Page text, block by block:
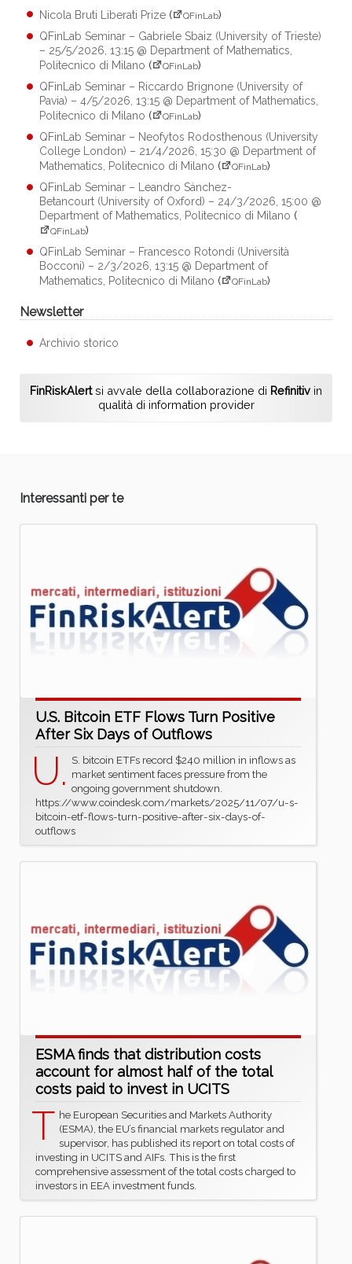
Nicola Bruti Liberati Prize ( QFinLab)
QFinLab Seminar – Gabriele Sbaiz (University of Trieste)
– 25/5/2026, 13:15 @ Department of Mathematics,
Politecnico di Milano ( QFinLab)
QFinLab Seminar – Riccardo Brignone (University of
Pavia) – 4/5/2026, 13:15 @ Department of Mathematics,
Politecnico di Milano ( QFinLab)
QFinLab Seminar – Neofytos Rodosthenous (University
College London) – 21/4/2026, 15:30 @ Department of
Mathematics, Politecnico di Milano ( QFinLab)
QFinLab Seminar – Leandro Sánchez-
Betancourt (University of Oxford) – 24/3/2026, 15:00 @
Department of Mathematics, Politecnico di Milano (
QFinLab)
QFinLab Seminar – Francesco Rotondi (Università
Bocconi) – 2/3/2026, 13:15 @ Department of
Mathematics, Politecnico di Milano ( QFinLab)
Newsletter
Archivio storico
FinRiskAlertsi avvale della collaborazione di Refinitiv in
qualità di information provider
Interessanti per te
U.S. Bitcoin ETF Flows Turn Positive
After Six Days of Outflows
U. S. bitcoin ETFs record $240 million in inflows as
market sentiment faces pressure from the
ongoing government shutdown.
https://www.coindesk.com/markets/2025/11/07/u-s-
bitcoin-etf-flows-turn-positive-after-six-days-of-
outflows
ESMA finds that distribution costs
account for almost half of the total
costs paid to invest in UCITS
T he European Securities and Markets Authority
(ESMA), the EU’s financial markets regulator and
supervisor, has published its report on total costs of
investing in UCITS and AIFs. This is the first
comprehensive assessment of the total costs charged to
investors in EEA investment funds.